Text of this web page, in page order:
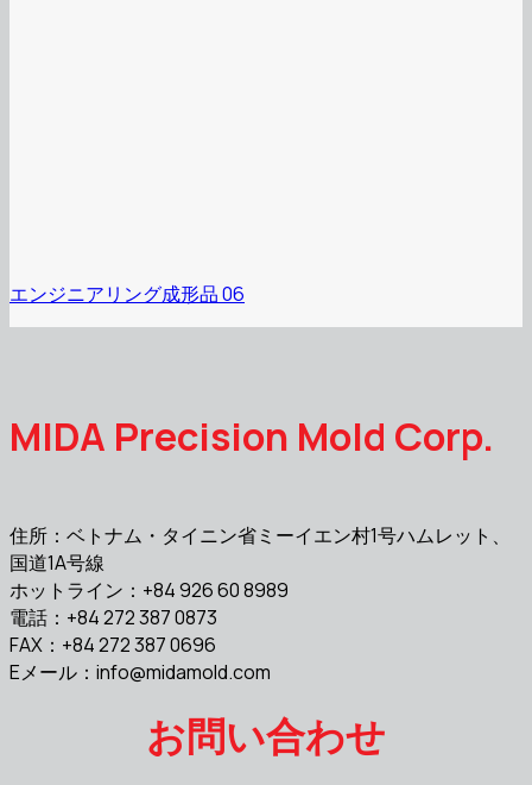
エンジニアリング成形品 06
MIDA Precision Mold Corp.
住所：ベトナム・タイニン省ミーイエン村1号ハムレット、
国道1A号線
ホットライン：+84 926 60 8989
電話：+84 272 387 0873
FAX：+84 272 387 0696
Eメール： info@midamold.com
お問い合わせ